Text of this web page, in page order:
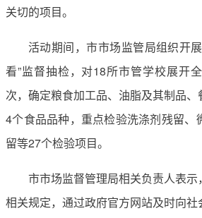
关切的项目。
活动期间，市市场监管局组织开
看”监督抽检，对18所市管学校展开
次，确定粮食加工品、油脂及其制品
4个食品品种，重点检验洗涤剂残留、
留等27个检验项目。
市市场监督管理局相关负责人表
相关规定，通过政府官方网站及时向